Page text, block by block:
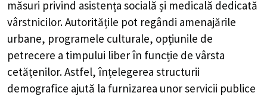
măsuri privind asistența socială și medicală dedicată
vârstnicilor. Autoritățile pot regândi amenajările
urbane, programele culturale, opțiunile de
petrecere a timpului liber în funcție de vârsta
cetățenilor. Astfel, înțelegerea structurii
demografice ajută la furnizarea unor servicii publice